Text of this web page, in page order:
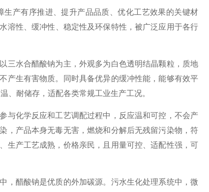
产有序推进、提升产品品质、优化工艺效果的关键材
溶性、缓冲性、稳定性及环保特性，被广泛应用于各行
水合醋酸钠为主，外观多为白色透明结晶颗粒，质地
产生有害物质。同时具备优异的缓冲性能，能够有效平
、耐储存，适配各类常规工业生产工况。
化学反应和工艺调配过程中，反应温和可控，不会产
，产品本身无毒无害，燃烧和分解后无残留污染物，符
生产工艺成熟，价格亲民，且用量可控、适配性强，可
醋酸钠是优质的外加碳源。污水生化处理系统中，微